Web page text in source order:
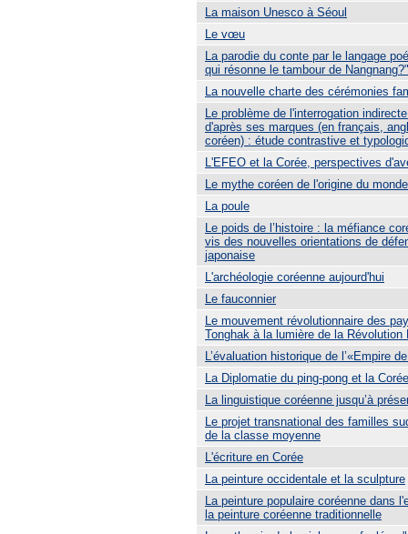
La maison Unesco à Séoul
Le vœu
La parodie du conte par le langage
qui résonne le tambour de Nangnang?"
La nouvelle charte des cérémonies
Le problème de l'interrogation
d'après ses marques (en français,
coréen) : étude contrastive et
L'EFEO et la Corée, perspectives
Le mythe coréen de l'origine du monde
La poule
Le poids de l’histoire : la méfiance
vis des nouvelles orientations de
japonaise
L'archéologie coréenne aujourd'hui
Le fauconnier
Le mouvement révolutionnaire des
Tonghak à la lumière de la Révolution
L’évaluation historique de l’«Empire
La Diplomatie du ping-pong et la Corée
La linguistique coréenne jusqu’à
Le projet transnational des familles
de la classe moyenne
L'écriture en Corée
La peinture occidentale et la sculpture
La peinture populaire coréenne dans
la peinture coréenne traditionnelle